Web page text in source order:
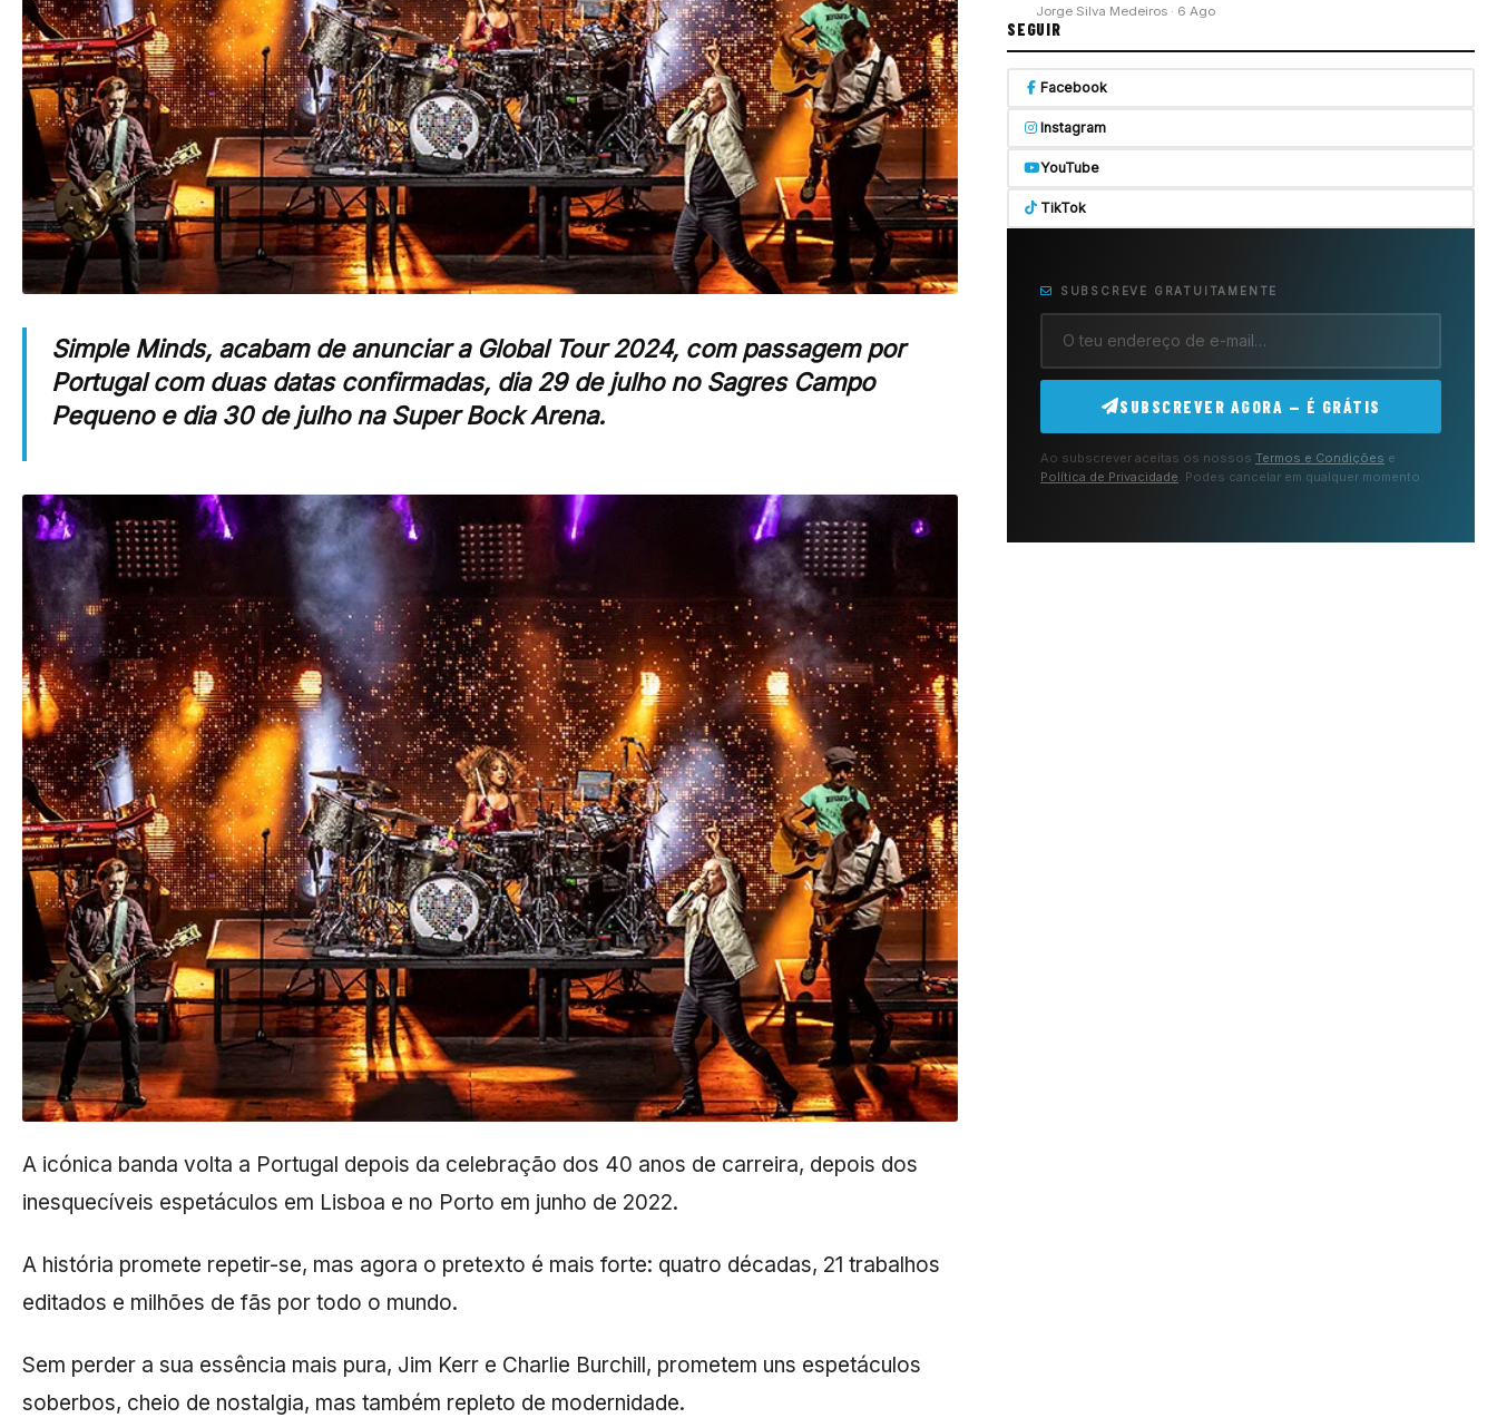
Simple Minds, acabam de anunciar a Global Tour 2024, com passagem por
Portugal com duas datas confirmadas, dia 29 de julho no Sagres Campo
Pequeno e dia 30 de julho na Super Bock Arena.
A icónica banda volta a Portugal depois da celebração dos 40 anos de carreira, depois dos
inesquecíveis espetáculos em Lisboa e no Porto em junho de 2022.
A história promete repetir-se, mas agora o pretexto é mais forte: quatro décadas, 21 trabalhos
editados e milhões de fãs por todo o mundo.
Sem perder a sua essência mais pura, Jim Kerr e Charlie Burchill, prometem uns espetáculos
soberbos, cheio de nostalgia, mas também repleto de modernidade.
Jorge Silva Medeiros · 6 Ago
SEGUIR
Facebook
Instagram
YouTube
TikTok
SUBSCREVE GRATUITAMENTE
SUBSCREVER AGORA — É GRÁTIS
Ao subscrever aceitas os nossos Termos e Condições e
Política de Privacidade . Podes cancelar em qualquer momento.